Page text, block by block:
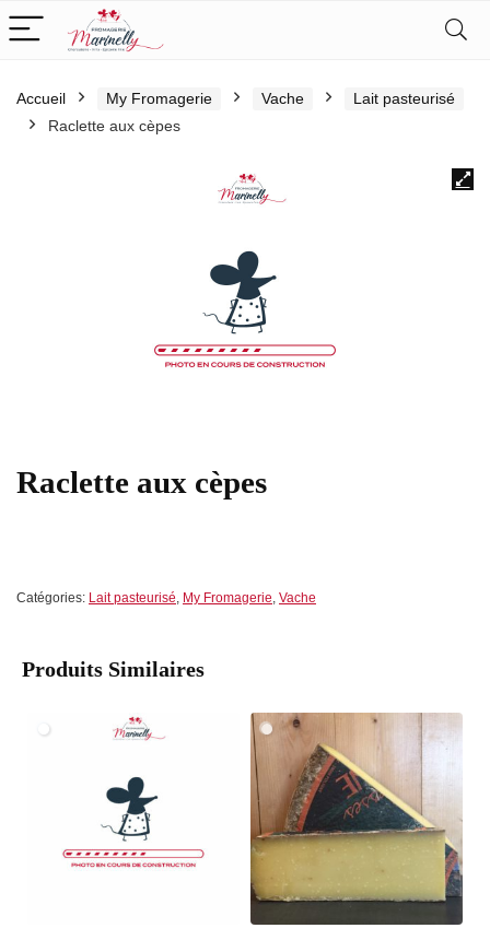
Accueil My Fromagerie Vache
Lait pasteurisé
Raclette aux cèpes
Raclette aux cèpes
Catégories: Lait pasteurisé, My Fromagerie, Vache
Produits Similaires